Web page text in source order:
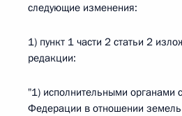
следующие изменения:
1) пункт 1 части 2 статьи 2
редакции:
"1) исполнительными органами
Федерации в отношении земель